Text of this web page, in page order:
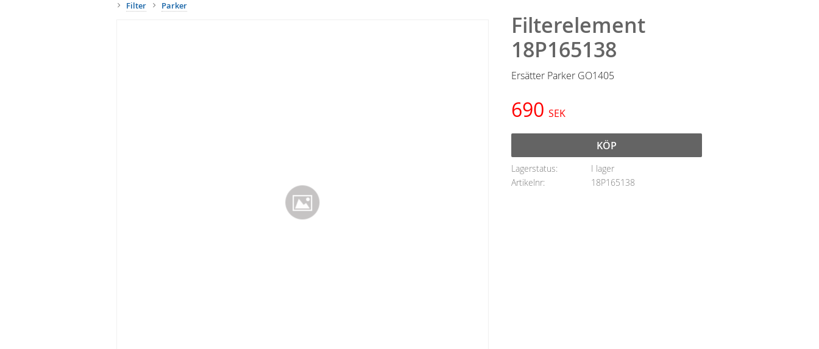
Filter Parker
Filterelement
18P165138
Ersätter Parker GO1405
690 SEK
KÖP
Lagerstatus
I lager
Artikelnr
18P165138